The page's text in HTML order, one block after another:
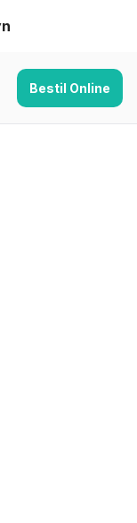
Bestil Online